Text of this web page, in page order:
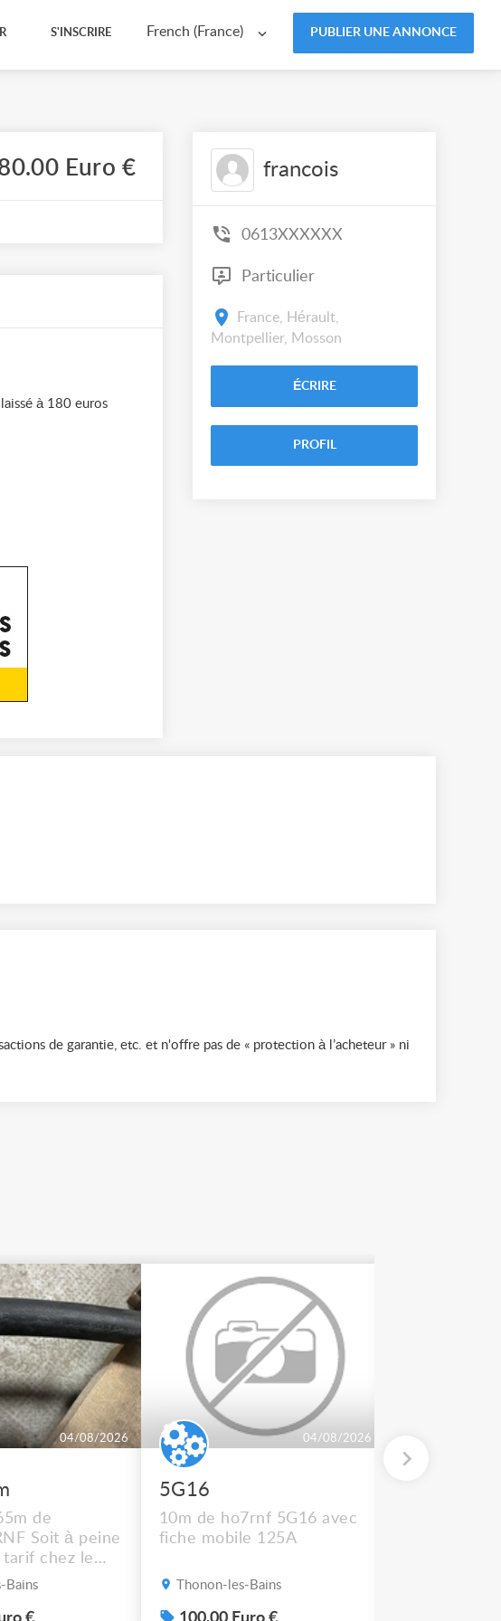
French (France) PUBLIER UNE ANNONCE
S'INSCRIRE
Euro €
à 180 euros
francois
0613XXXXXX
Particulier
France, Hérault,
Montpellier, Mosson
ÉCRIRE
PROFIL
de garantie, etc. et n'offre pas de « protection à l’acheteur » ni
04/08/2026
de
Soit à peine
tarif chez le
Mais
ça ne
Bains
04/08/2026
5G16
10m de ho7rnf 5G16 avec
fiche mobile 125A
Thonon-les-Bains